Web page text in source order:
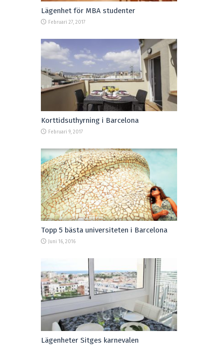
Lägenhet för MBA studenter
Februari 27, 2017
Korttidsuthyrning i Barcelona
Februari 9, 2017
Topp 5 bästa universiteten i Barcelona
Juni 16, 2016
Lägenheter Sitges karnevalen